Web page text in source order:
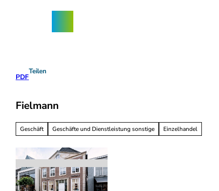
PDF
Teilen
Fielmann
Geschäft Geschäfte und Dienstleistung sonstige Einzelhandel